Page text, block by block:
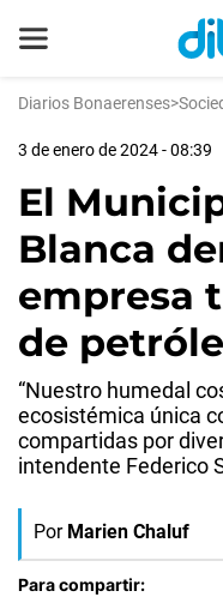
Diarios Bonaerenses>
3 de enero de 2024 - 08:39
El
Blanca
empresa
de
“Nuestro humedal
ecosistémica única
compartidas por
intendente Federico
Por Marien Chaluf
Para compartir: